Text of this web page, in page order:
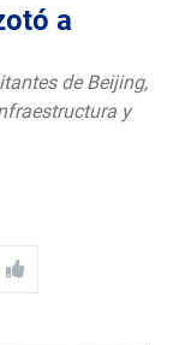
a
de Beijing,
y